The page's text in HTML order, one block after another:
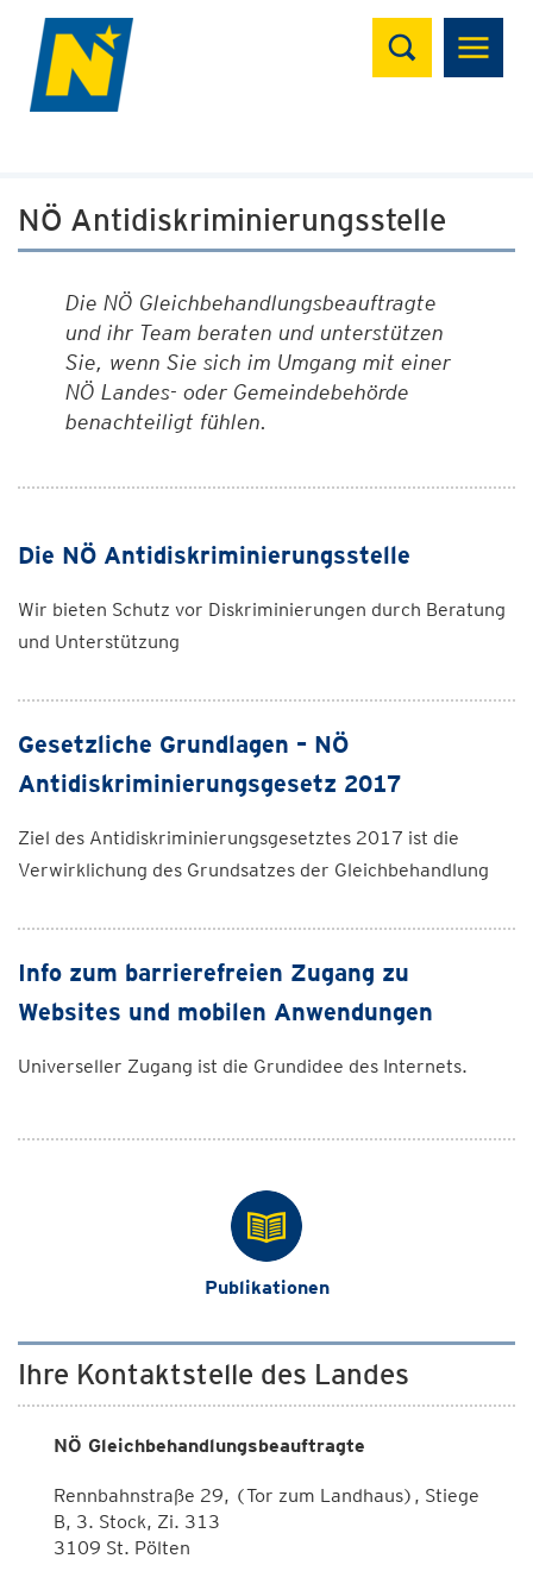
Suchen
NÖ Antidiskriminierungsstelle
Die NÖ Gleichbehandlungsbeauftragte
und ihr Team beraten und unterstützen
Sie, wenn Sie sich im Umgang mit einer
NÖ Landes- oder Gemeindebehörde
benachteiligt fühlen.
Die NÖ Antidiskriminierungsstelle
Wir bieten Schutz vor Diskriminierungen durch Beratung
und Unterstützung
Gesetzliche Grundlagen – NÖ
Antidiskriminierungsgesetz 2017
Ziel des Antidiskriminierungsgesetztes 2017 ist die
Verwirklichung des Grundsatzes der Gleichbehandlung
Info zum barrierefreien Zugang zu
Websites und mobilen Anwendungen
Universeller Zugang ist die Grundidee des Internets.
Publikationen
Ihre Kontaktstelle des Landes
NÖ Gleichbehandlungsbeauftragte
Rennbahnstraße 29, (Tor zum Landhaus), Stiege
B, 3. Stock, Zi. 313
3109 St. Pölten